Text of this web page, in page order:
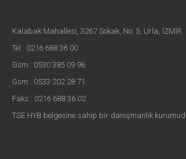
Kalabak Mahallesi, 3267 Sokak, No: 5, Urla, İZMİR
Tel : 0216 688 36 00
Gsm : 0530 385 09 96
Gsm : 0533 202 28 71
Faks : 0216 688 36 02
TSE HYB belgesine sahip bir danışmanlık